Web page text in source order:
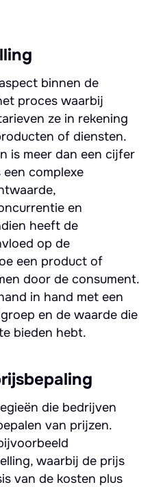
binnen de
proces waarbij
ze in rekening
of diensten.
is meer dan een cijfer
complexe
en
heeft de
op de
een product of
door de consument.
in hand met een
en de waarde die
bieden hebt.
die bedrijven
van prijzen.
waarbij de prijs
van de kosten plus